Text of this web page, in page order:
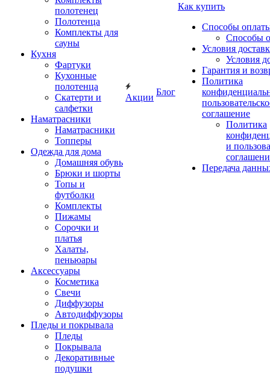
полотенец
Полотенца
Комплекты для
сауны
Кухня
Фартуки
Кухонные
полотенца
Скатерти и
салфетки
Наматрасники
Наматрасники
Топперы
Одежда для дома
Домашняя обувь
Брюки и шорты
Топы и
футболки
Комплекты
Пижамы
Сорочки и
платья
Халаты,
пеньюары
Аксессуары
Косметика
Свечи
Диффузоры
Автодиффузоры
Пледы и покрывала
Пледы
Покрывала
Декоративные
подушки
Акции
Блог
Как купить
Способы
Способы
Условия
Условия
Гарантия и
Политика
соглашение
Политика
и
Передача